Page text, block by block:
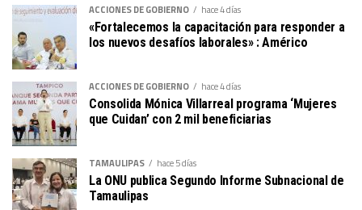
ACCIONES DE GOBIERNO hace 4 días
«Fortalecemos la capacitación para responder a
los nuevos desafíos laborales» : Américo
ACCIONES DE GOBIERNO hace 4 días
Consolida Mónica Villarreal programa ‘Mujeres
que Cuidan’ con 2 mil beneficiarias
TAMAULIPAS hace 5 días
La ONU publica Segundo Informe Subnacional de
Tamaulipas